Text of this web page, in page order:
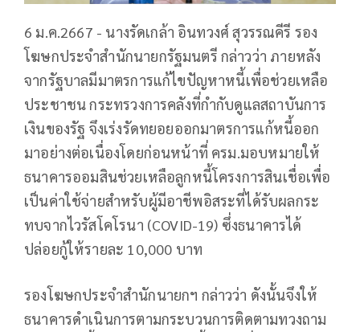
6 ม.ค.2667 - นางรัดเกล้า อินทวงศ์ สุวรรณคีรี รอง
โฆษกประจำสำนักนายกรัฐมนตรี กล่าวว่า ภายหลัง
จากรัฐบาลมีมาตรการแก้ไขปัญหาหนี้เพื่อช่วยเหลือ
ประชาชน กระทรวงการคลังที่กำกับดูแลสถาบันการ
เงินของรัฐ จึงเร่งรัดทยอยออกมาตรการแก้หนี้ออก
มาอย่างต่อเนื่องโดยก่อนหน้าที่ ครม.มอบหมายให้
ธนาคารออมสินช่วยเหลือลูกหนี้โครงการสินเชื่อเพื่อ
เป็นค่าใช้จ่ายสำหรับผู้มีอาชีพอิสระที่ได้รับผลกระ
ทบจากไวรัสโคโรนา (COVID-19) ซึ่งธนาคารได้
ปล่อยกู้ให้รายละ 10,000 บาท
รองโฆษกประจำสำนักนายกฯ กล่าวว่า ดังนั้นจึงให้
ธนาคารดำเนินการตามกระบวนการติดตามทวงถาม